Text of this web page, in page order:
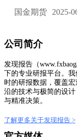
国金期货 2025-
公司简介
发现报告（
下的专业研报平台。
时的研报数据，覆盖
沿的技术与极简的设
与精准决策。
了解更多关于发现报告 >